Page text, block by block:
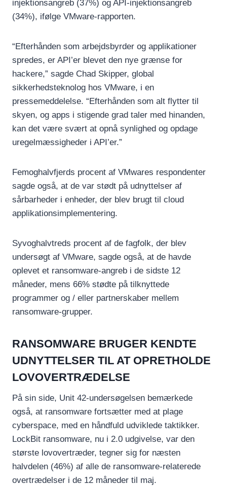
injektionsangreb (37%) og API-injektionsangreb
(34%), ifølge VMware-rapporten.
“Efterhånden som arbejdsbyrder og applikationer
spredes, er API’er blevet den nye grænse for
hackere,” sagde Chad Skipper, global
sikkerhedsteknolog hos VMware, i en
pressemeddelelse. “Efterhånden som alt flytter til
skyen, og apps i stigende grad taler med hinanden,
kan det være svært at opnå synlighed og opdage
uregelmæssigheder i API’er.”
Femoghalvfjerds procent af VMwares respondenter
sagde også, at de var stødt på udnyttelser af
sårbarheder i enheder, der blev brugt til cloud
applikationsimplementering.
Syvoghalvtreds procent af de fagfolk, der blev
undersøgt af VMware, sagde også, at de havde
oplevet et ransomware-angreb i de sidste 12
måneder, mens 66% stødte på tilknyttede
programmer og / eller partnerskaber mellem
ransomware-grupper.
RANSOMWARE BRUGER KENDTE
UDNYTTELSER TIL AT OPRETHOLDE
LOVOVERTRÆDELSE
På sin side, Unit 42-undersøgelsen bemærkede
også, at ransomware fortsætter med at plage
cyberspace, med en håndfuld udviklede taktikker.
LockBit ransomware, nu i 2.0 udgivelse, var den
største lovovertræder, tegner sig for næsten
halvdelen (46%) af alle de ransomware-relaterede
overtrædelser i de 12 måneder til maj.